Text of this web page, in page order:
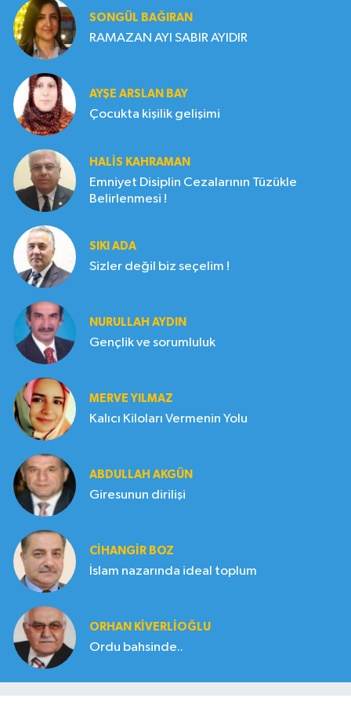
SONGÜL BAĞIRAN
RAMAZAN AYI SABIR AYIDIR
AYŞE ARSLAN BAY
Çocukta kişilik gelişimi
HALIS KAHRAMAN
Emniyet Disiplin Cezalarının Tüzükle
Belirlenmesi !
SIKI ADA
Sizler değil biz seçelim !
NURULLAH AYDIN
Gençlik ve sorumluluk
MERVE YILMAZ
Kalıcı Kiloları Vermenin Yolu
ABDULLAH AKGÜN
Giresunun dirilişi
CIHANGIR BOZ
İslam nazarında ideal toplum
ORHAN KIVERLIOĞLU
Ordu bahsinde..